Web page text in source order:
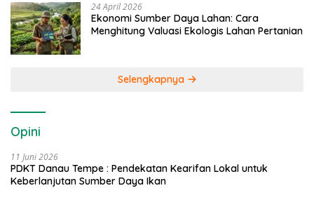
24 April 2026
Ekonomi Sumber Daya Lahan: Cara
Menghitung Valuasi Ekologis Lahan Pertanian
Selengkapnya
Opini
11 Juni 2026
PDKT Danau Tempe : Pendekatan Kearifan Lokal untuk
Keberlanjutan Sumber Daya Ikan